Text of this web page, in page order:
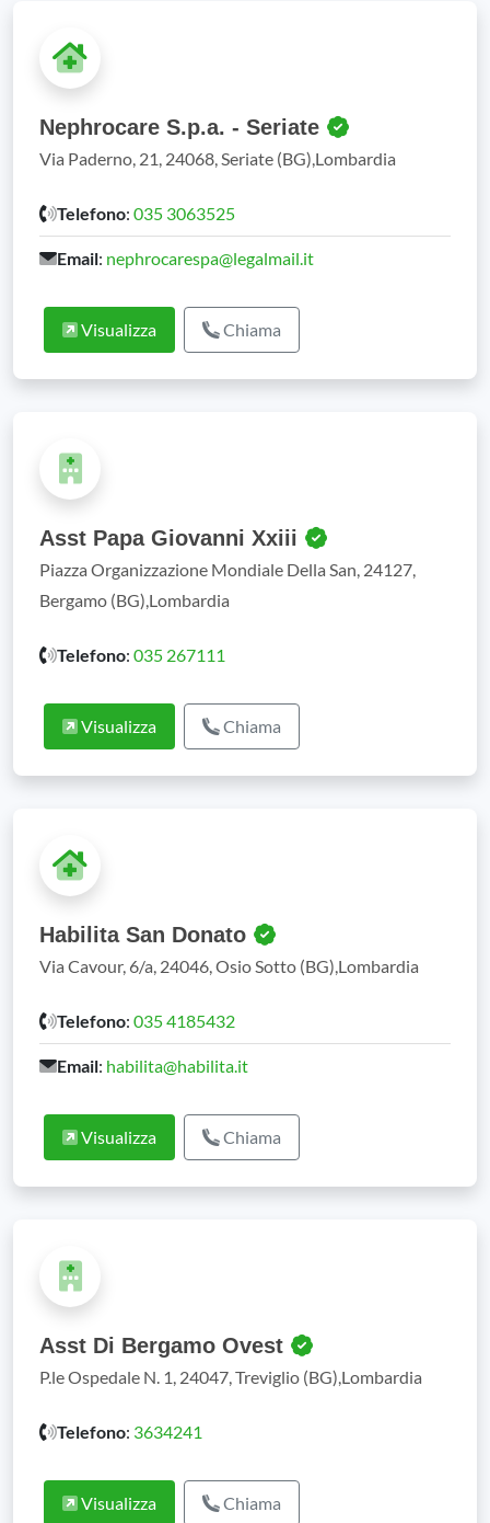
Nephrocare S.p.a. - Seriate
Via Paderno, 21, 24068, Seriate (BG),Lombardia
Telefono: 035 3063525
Email: nephrocarespa@legalmail.it
Visualizza Chiama
Asst Papa Giovanni Xxiii
Piazza Organizzazione Mondiale Della San, 24127,
Bergamo (BG),Lombardia
Telefono: 035 267111
Visualizza Chiama
Habilita San Donato
Via Cavour, 6/a, 24046, Osio Sotto (BG),Lombardia
Telefono: 035 4185432
Email: habilita@habilita.it
Visualizza Chiama
Asst Di Bergamo Ovest
P.le Ospedale N. 1, 24047, Treviglio (BG),Lombardia
Telefono: 3634241
Visualizza Chiama